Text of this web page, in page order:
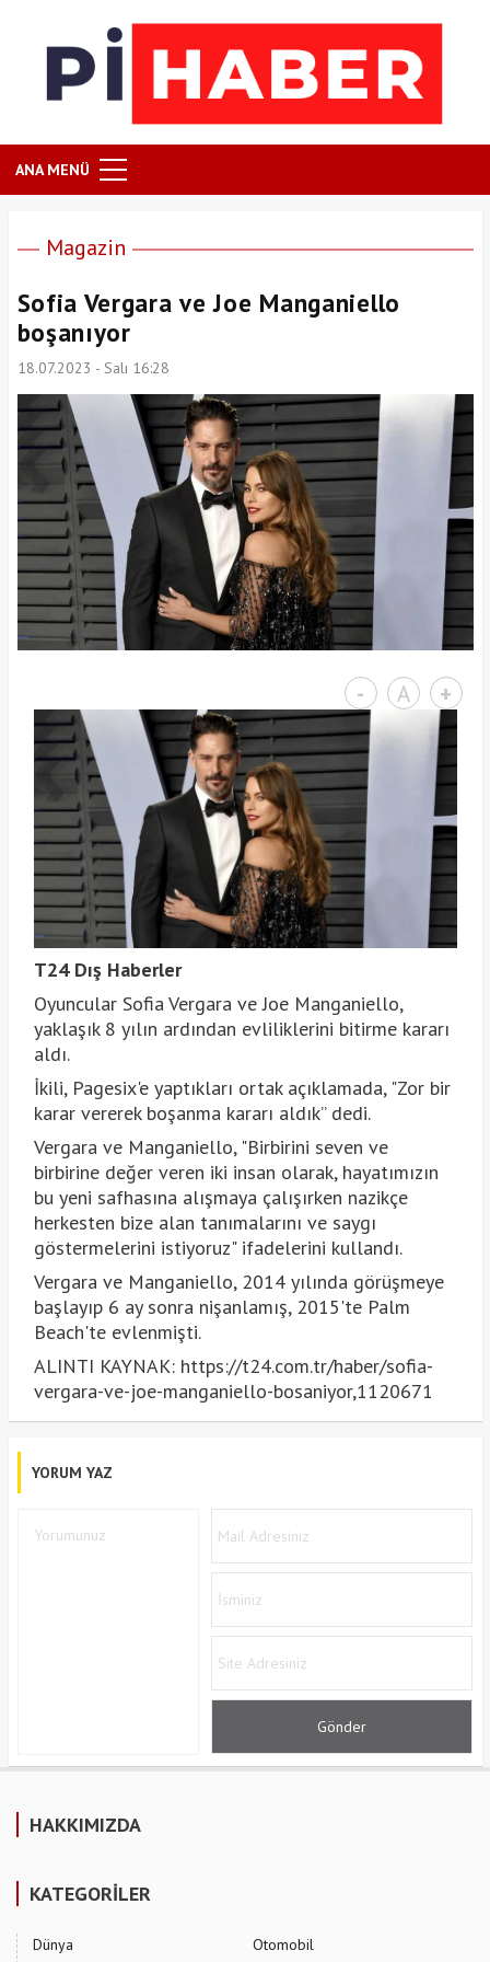
ANA MENÜ
Magazin
Sofia Vergara ve Joe Manganiello
boşanıyor
18.07.2023 - Salı 16:28
- A +
T24 Dış Haberler
Oyuncular Sofia Vergara ve Joe Manganiello,
yaklaşık 8 yılın ardından evliliklerini bitirme kararı
aldı.
İkili, Pagesix'e yaptıkları ortak açıklamada, "Zor bir
karar vererek boşanma kararı aldık” dedi.
Vergara ve Manganiello, "Birbirini seven ve
birbirine değer veren iki insan olarak, hayatımızın
bu yeni safhasına alışmaya çalışırken nazikçe
herkesten bize alan tanımalarını ve saygı
göstermelerini istiyoruz" ifadelerini kullandı.
Vergara ve Manganiello, 2014 yılında görüşmeye
başlayıp 6 ay sonra nişanlamış, 2015'te Palm
Beach'te evlenmişti.
ALINTI KAYNAK: https://t24.com.tr/haber/sofia-
vergara-ve-joe-manganiello-bosaniyor,1120671
YORUM YAZ
HAKKIMIZDA
KATEGORİLER
Dünya Otomobil